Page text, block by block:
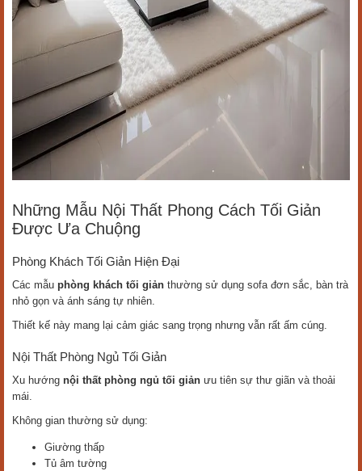
Những Mẫu Nội Thất Phong Cách Tối Giản
Được Ưa Chuộng
Phòng Khách Tối Giản Hiện Đại
Các mẫu phòng khách tối giản thường sử dụng sofa đơn sắc, bàn trà
nhỏ gọn và ánh sáng tự nhiên.
Thiết kế này mang lại cảm giác sang trọng nhưng vẫn rất ấm cúng.
Nội Thất Phòng Ngủ Tối Giản
Xu hướng nội thất phòng ngủ tối giản ưu tiên sự thư giãn và thoải
mái.
Không gian thường sử dụng:
Giường thấp
Tủ âm tường